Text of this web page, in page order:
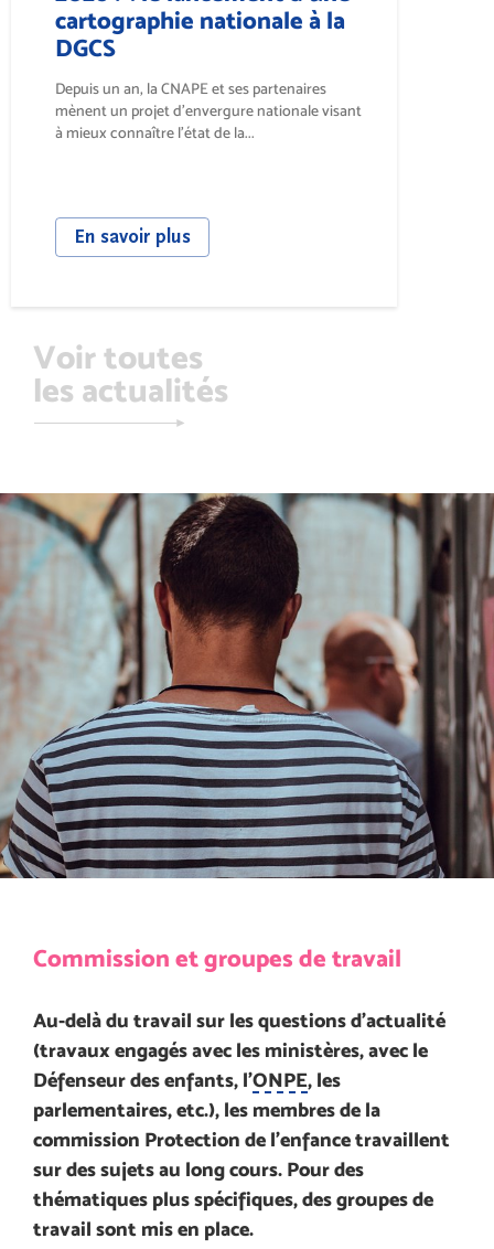
cartographie nationale à la
DGCS
Depuis un an, la CNAPE et ses partenaires
mènent un projet d’envergure nationale visant
à mieux connaître l’état de la...
En savoir plus
Voir toutes
les actualités
Commission et groupes de travail
Au-delà du travail sur les questions d’actualité
(travaux engagés avec les ministères, avec le
Défenseur des enfants, l’ONPE, les
parlementaires, etc.), les membres de la
commission Protection de l'enfance travaillent
sur des sujets au long cours. Pour des
thématiques plus spécifiques, des groupes de
travail sont mis en place.